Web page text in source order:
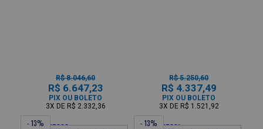
R$ 8.046,60
R$ 6.647,23
PIX OU BOLETO
3X DE R$ 2.332,36
R$ 5.250,60
R$ 4.337,49
PIX OU BOLETO
3X DE R$ 1.521,92
- 13% - 13%